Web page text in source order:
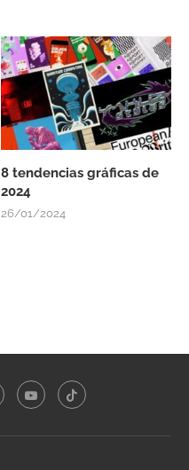
8 tendencias gráficas de
2024
26/01/2024